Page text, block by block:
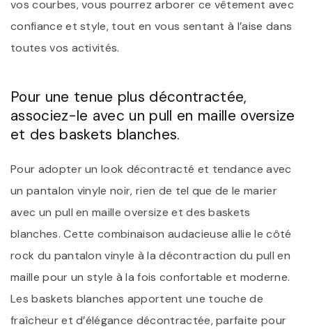
vos courbes, vous pourrez arborer ce vêtement avec
confiance et style, tout en vous sentant à l’aise dans
toutes vos activités.
Pour une tenue plus décontractée,
associez-le avec un pull en maille oversize
et des baskets blanches.
Pour adopter un look décontracté et tendance avec
un pantalon vinyle noir, rien de tel que de le marier
avec un pull en maille oversize et des baskets
blanches. Cette combinaison audacieuse allie le côté
rock du pantalon vinyle à la décontraction du pull en
maille pour un style à la fois confortable et moderne.
Les baskets blanches apportent une touche de
fraîcheur et d’élégance décontractée, parfaite pour